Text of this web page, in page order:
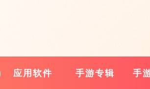
应用软件 手游专辑 手